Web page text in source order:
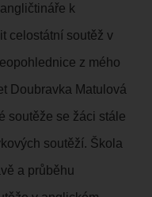
k
celostátní soutěž v
z mého
Doubravka Matulová
soutěže se žáci stále
soutěží. Škola
a průběhu